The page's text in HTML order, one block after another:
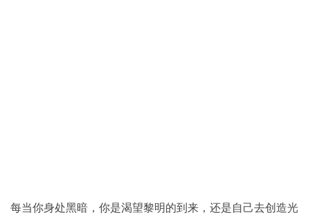
每当你身处黑暗，你是渴望黎明的到来，还是自己去创造光